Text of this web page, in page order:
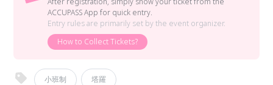
ACCUPASS App for quick entry.
Entry rules are primarily set by the event organizer.
How to Collect Tickets?
小班制 塔羅